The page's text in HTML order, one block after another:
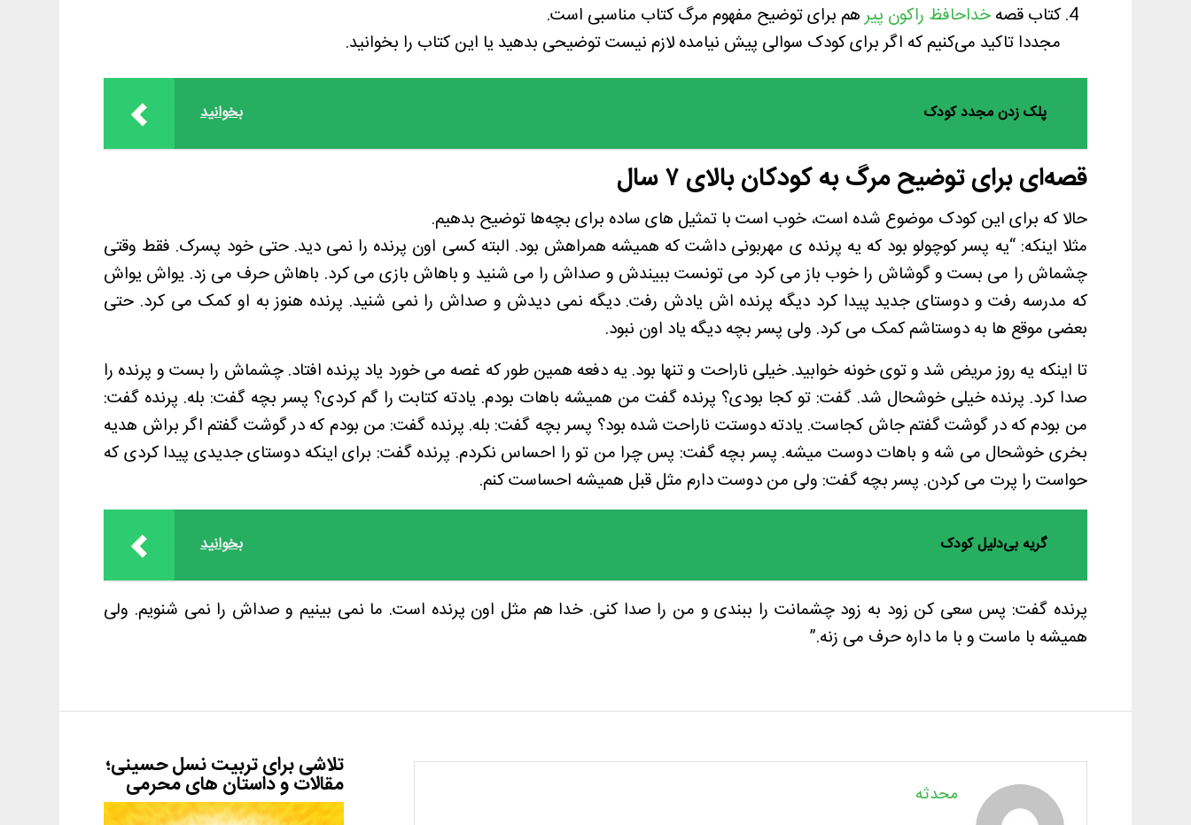
کتاب قصهخداحافظ راکون پیرهم برای توضیح مفهوم مرگ کتاب مناسبی است.
مجددا تاکید می‌کنیم که اگر برای کودک سوالی پیش نیامده لازم نیست توضیحی بدهید یا این کتاب را بخوانید.
بخوانید پلک زدن مجدد کودک
قصه‌ای برای توضیح مرگ به کودکان بالای ۷ سال
حالا که برای این کودک موضوع شده است، خوب است با تمثیل های ساده برای بچه‌ها توضیح بدهیم.
مثلا اینکه: “یه پسر کوچولو بود که یه پرنده ی مهربونی داشت که همیشه همراهش بود. البته کسی اون پرنده را نمی دید. حتی خود پسرک. فقط وقتی
چشماش را می بست و گوشاش را خوب باز می کرد می تونست ببیندش و صداش را می شنید و باهاش بازی می کرد. باهاش حرف می زد. یواش یواش
که مدرسه رفت و دوستای جدید پیدا کرد دیگه پرنده اش یادش رفت. دیگه نمی دیدش و صداش را نمی شنید. پرنده هنوز به او کمک می کرد. حتی
بعضی موقع ها به دوستاشم کمک می کرد. ولی پسر بچه دیگه یاد اون نبود.
تا اینکه یه روز مریض شد و توی خونه خوابید. خیلی ناراحت و تنها بود. یه دفعه همین طور که غصه می خورد یاد پرنده افتاد. چشماش را بست و پرنده را
صدا کرد. پرنده خیلی خوشحال شد. گفت: تو کجا بودی؟ پرنده گفت من همیشه باهات بودم. یادته کتابت را گم کردی؟ پسر بچه گفت: بله. پرنده گفت:
من بودم که در گوشت گفتم جاش کجاست. یادته دوستت ناراحت شده بود؟ پسر بچه گفت: بله. پرنده گفت: من بودم که در گوشت گفتم اگر براش هدیه
بخری خوشحال می شه و باهات دوست میشه. پسر بچه گفت: پس چرا من تو را احساس نکردم. پرنده گفت: برای اینکه دوستای جدیدی پیدا کردی که
حواست را پرت می کردن. پسر بچه گفت: ولی من دوست دارم مثل قبل همیشه احساست کنم.
بخوانید گریه بی‌دلیل کودک
پرنده گفت: پس سعی کن زود به زود چشمانت را ببندی و من را صدا کنی. خدا هم مثل اون پرنده است. ما نمی بینیم و صداش را نمی شنویم. ولی
همیشه با ماست و با ما داره حرف می زنه.”
محدثه
تلاشی برای تربیت نسل حسینی؛
مقالات و داستان های محرمی